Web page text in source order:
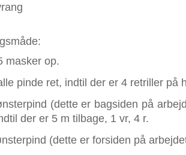
masker op.
pinde ret, indtil der er 4 retriller på
(dette er bagsiden på
der er 5 m tilbage, 1 vr, 4 r.
(dette er forsiden på